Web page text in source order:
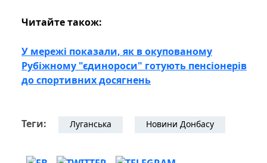
Читайте також:
У мережі показали, як в окупованому
Рубіжному "єдинороси" готують пенсіонерів
до спортивних досягнень
Теги: Луганська Новини Донбасу